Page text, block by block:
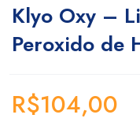
Klyo Oxy –
Peroxido de
R$104,00